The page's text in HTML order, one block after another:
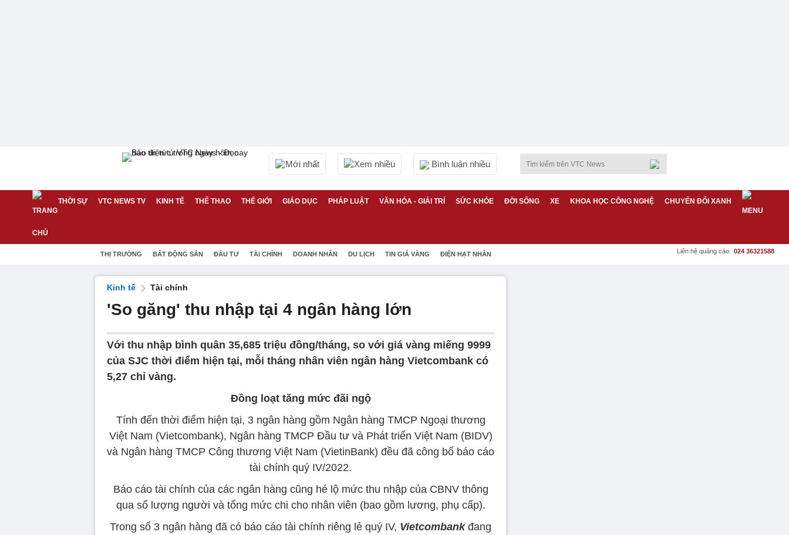
Mới nhất Xem nhiều Bình luận nhiều
THỜI SỰ VTC NEWS TV KINH TẾ THỂ THAO THẾ GIỚI GIÁO DỤC PHÁP LUẬT VĂN HÓA - GIẢI TRÍ SỨC KHỎE ĐỜI SỐNG XE KHOA HỌC CÔNG NGHỆ CHUYỂN ĐỔI XANH
THỊ TRƯỜNG BẤT ĐỘNG SẢN ĐẦU TƯ TÀI CHÍNH DOANH NHÂN DU LỊCH TIN GIÁ VÀNG ĐIỆN HẠT NHÂN Liên hệ quảng cáo: 024 36321588
Kinh tế Tài chính
'So găng' thu nhập tại 4 ngân hàng lớn
Với thu nhập bình quân 35,685 triệu đồng/tháng, so với giá vàng miếng 9999
của SJC thời điểm hiện tại, mỗi tháng nhân viên ngân hàng Vietcombank có
5,27 chỉ vàng.
Đồng loạt tăng mức đãi ngộ
Tính đến thời điểm hiện tại, 3 ngân hàng gồm Ngân hàng TMCP Ngoại thương
Việt Nam (Vietcombank), Ngân hàng TMCP Đầu tư và Phát triển Việt Nam (BIDV)
và Ngân hàng TMCP Công thương Việt Nam (VietinBank) đều đã công bố báo cáo
tài chính quý IV/2022.
Báo cáo tài chính của các ngân hàng cũng hé lộ mức thu nhập của CBNV thông
qua số lượng người và tổng mức chi cho nhân viên (bao gồm lương, phụ cấp).
Trong số 3 ngân hàng đã có báo cáo tài chính riêng lẻ quý IV, Vietcombankđang